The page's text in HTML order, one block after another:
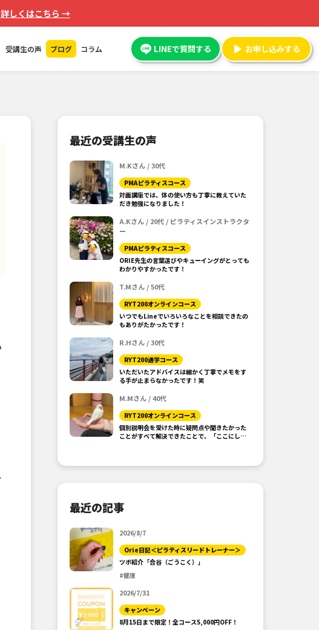
詳しくはこちら →
受講生の声 ブログ コラム LINEで質問する お申し込みする
最近の受講生の声
M.Kさん / 30代
PMAピラティスコース
対面講座では、体の使い方も丁寧に教えていた
だき勉強になりました！
A.Kさん / 20代 / ピラティスインストラクタ
ー
PMAピラティスコース
ORIE先生の言葉選びやキューイングがとっても
わかりやすかったです！
T.Mさん / 50代
RYT200オンラインコース
いつでもLineでいろいろなことを相談できたの
もありがたかったです！
R.Hさん / 30代
RYT200通学コース
いただいたアドバイスは細かく丁寧でメモをす
る手が止まらなかったです！笑
M.Mさん / 40代
RYT200オンラインコース
個別説明会を受けた時に疑問点や聞きたかった
ことがすべて解決できたことで、「ここにしよ
最近の記事
2026/8/7
Orie日記＜ピラティスリードトレーナー＞
ツボ紹介「合谷（ごうこく）」
#健康
2026/7/31
キャンペーン
8月15日まで限定！全コース5,000円OFF！